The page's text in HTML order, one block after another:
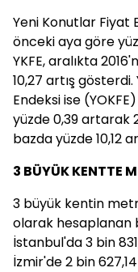
Yeni Konutlar Fiyat
önceki aya göre
YKFE, aralıkta
10,27 artış
Endeksi ise
yüzde 0,39 artarak
bazda yüzde 10,12
3 BÜYÜK KENTTE
3 büyük kentin
olarak hesaplanan
İstanbul'da 3 bin
İzmir'de 2 bin